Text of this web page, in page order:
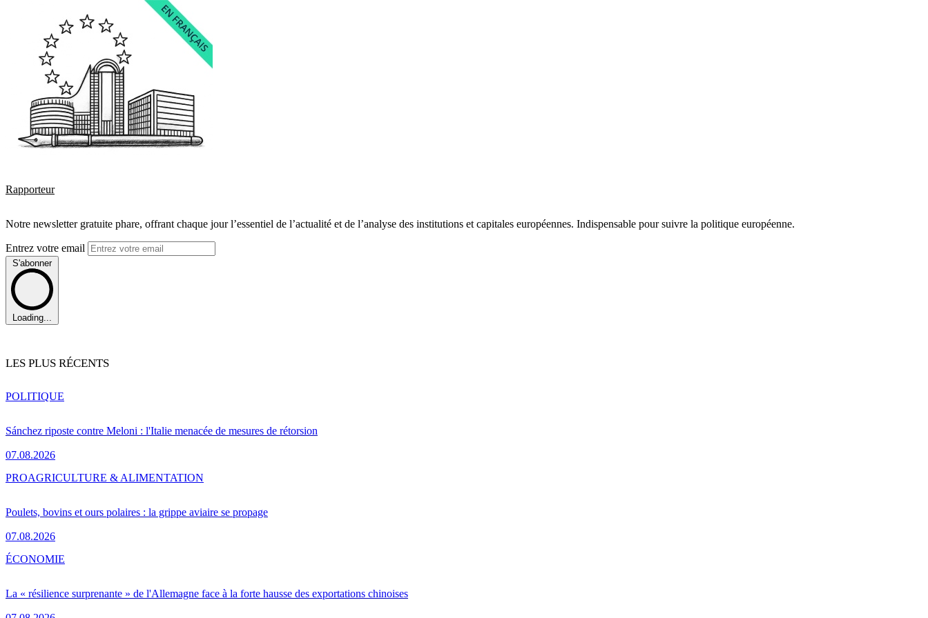
Rapporteur
Notre newsletter gratuite phare, offrant chaque jour l’essentiel de l’actualité et de l’analyse des institutions et capitales européennes. Indispensable pour suivre la politique européenne.
Entrez votre email
S'abonner
Loading...
LES PLUS RÉCENTS
Sánchez riposte contre Meloni : l'Italie menacée de mesures de rétorsion
07.08.2026
POLITIQUE
Poulets, bovins et ours polaires : la grippe aviaire se propage
07.08.2026
PROAGRICULTURE & ALIMENTATION
La « résilience surprenante » de l'Allemagne face à la forte hausse des exportations chinoises
ÉCONOMIE